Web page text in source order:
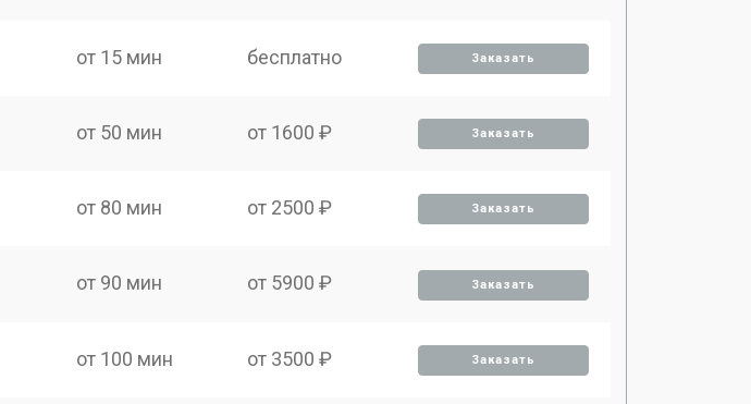
от 15 мин бесплатно Заказать
от 50 мин от 1600 ₽ Заказать
от 80 мин от 2500 ₽ Заказать
от 90 мин от 5900 ₽ Заказать
от 100 мин от 3500 ₽ Заказать